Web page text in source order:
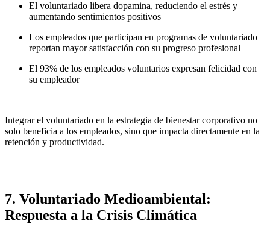
El voluntariado libera dopamina, reduciendo el estrés y
aumentando sentimientos positivos
Los empleados que participan en programas de voluntariado
reportan mayor satisfacción con su progreso profesional
El 93% de los empleados voluntarios expresan felicidad con
su empleador
Integrar el voluntariado en la estrategia de bienestar corporativo no
solo beneficia a los empleados, sino que impacta directamente en la
retención y productividad.
7. Voluntariado Medioambiental:
Respuesta a la Crisis Climática